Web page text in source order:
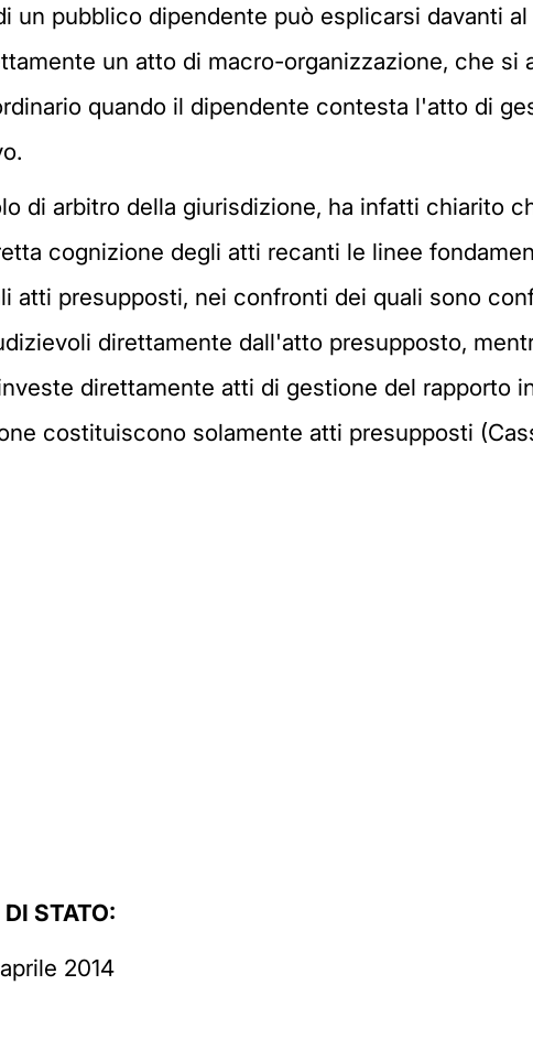
un pubblico dipendente può esplicarsi davanti
un atto di macro-organizzazione, che si
quando il dipendente contesta l'atto di
di arbitro della giurisdizione, ha infatti chiarito
cognizione degli atti recanti le linee
atti presupposti, nei confronti dei quali sono
direttamente dall'atto presupposto,
direttamente atti di gestione del rapporto
costituiscono solamente atti presupposti
STATO:
2014